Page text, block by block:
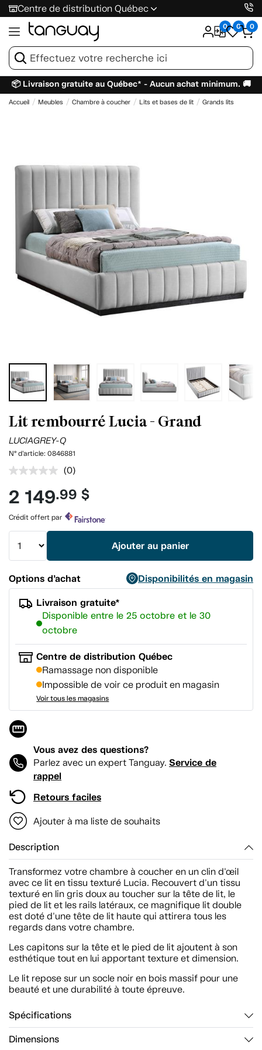
Centre de distribution Québec
0 0 0
📦 Livraison gratuite au Québec* - Aucun achat minimum. 🚚
Accueil Meubles Chambre à coucher Lits et bases de lit Grands lits
Lit rembourré Lucia - Grand
LUCIAGREY-Q
N° d'article: 0846881
Aucune
pour
ce
produit.
Lien
vers
page.
(0)
2 149.99 $
Crédit offert par
Ajouter au panier
Options d’achat
Disponibilités en magasin
Livraison gratuite*
Disponible entre le 25 octobre et le 30
octobre
Centre de distribution Québec
Ramassage non disponible
Impossible de voir ce produit en magasin
Voir tous les magasins
Vous avez des questions?
Parlez avec un expert Tanguay. Service de
rappel
Retours faciles
Ajouter à ma liste de souhaits
Description
Transformez votre chambre à coucher en un clin d'œil
avec ce lit en tissu texturé Lucia. Recouvert d'un tissu
texturé en lin gris doux au toucher sur la tête de lit, le
pied de lit et les rails latéraux, ce magnifique lit double
est doté d'une tête de lit haute qui attirera tous les
regards dans votre chambre.
Les capitons sur la tête et le pied de lit ajoutent à son
esthétique tout en lui apportant texture et dimension.
Le lit repose sur un socle noir en bois massif pour une
beauté et une durabilité à toute épreuve.
Spécifications
Dimensions